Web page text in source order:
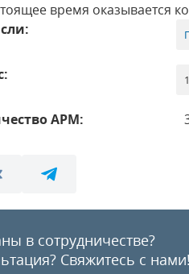
время оказывается
АРМ:
в сотрудничестве?
Свяжитесь с нами!